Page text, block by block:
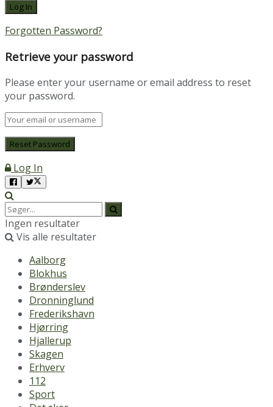
Forgotten Password?
Retrieve your password
Please enter your username or email address to reset
your password.
Log In
Ingen resultater
Vis alle resultater
Aalborg
Blokhus
Brønderslev
Dronninglund
Frederikshavn
Hjørring
Hjallerup
Skagen
Erhverv
112
Sport